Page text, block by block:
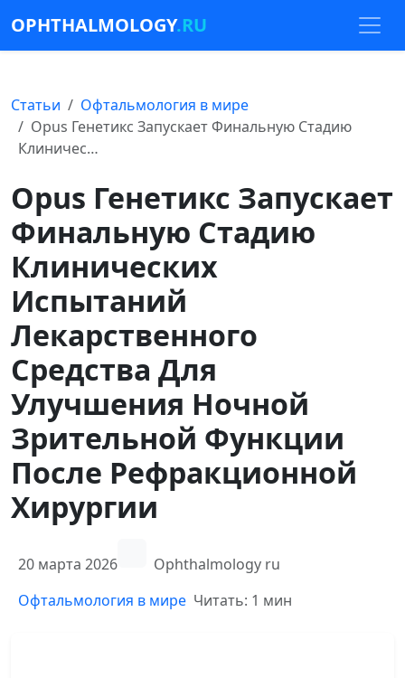
OPHTHALMOLOGY.RU
Статьи
Офтальмология в мире
Opus Генетикс Запускает Финальную Стадию
Клиничес…
Opus Генетикс Запускает
Финальную Стадию
Клинических
Испытаний
Лекарственного
Средства Для
Улучшения Ночной
Зрительной Функции
После Рефракционной
Хирургии
20 марта 2026
Ophthalmology ru
Офтальмология в мире Читать: 1 мин